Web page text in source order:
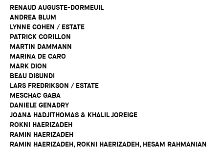
RENAUD AUGUSTE-DORMEUIL
ANDREA BLUM
LYNNE COHEN / ESTATE
PATRICK CORILLON
MARTIN DAMMANN
MARINA DE CARO
MARK DION
BEAU DISUNDI
LARS FREDRIKSON / ESTATE
MESCHAC GABA
DANIELE GENADRY
JOANA HADJITHOMAS & KHALIL JOREIGE
ROKNI HAERIZADEH
RAMIN HAERIZADEH
RAMIN HAERIZADEH, ROKNI HAERIZADEH, HESAM RAHMANIAN